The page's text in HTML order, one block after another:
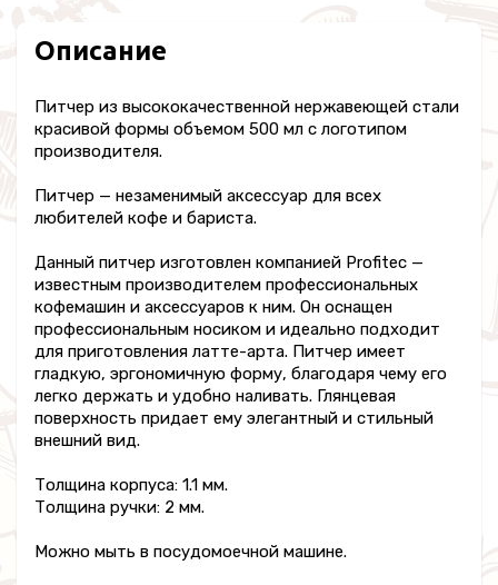
Описание
Питчер из высококачественной нержавеющей стали
красивой формы объемом 500 мл с логотипом
производителя.
Питчер — незаменимый аксессуар для всех
любителей кофе и бариста.
Данный питчер изготовлен компанией Profitec —
известным производителем профессиональных
кофемашин и аксессуаров к ним. Он оснащен
профессиональным носиком и идеально подходит
для приготовления латте-арта. Питчер имеет
гладкую, эргономичную форму, благодаря чему его
легко держать и удобно наливать. Глянцевая
поверхность придает ему элегантный и стильный
внешний вид.
Толщина корпуса: 1.1 мм.
Толщина ручки: 2 мм.
Можно мыть в посудомоечной машине.